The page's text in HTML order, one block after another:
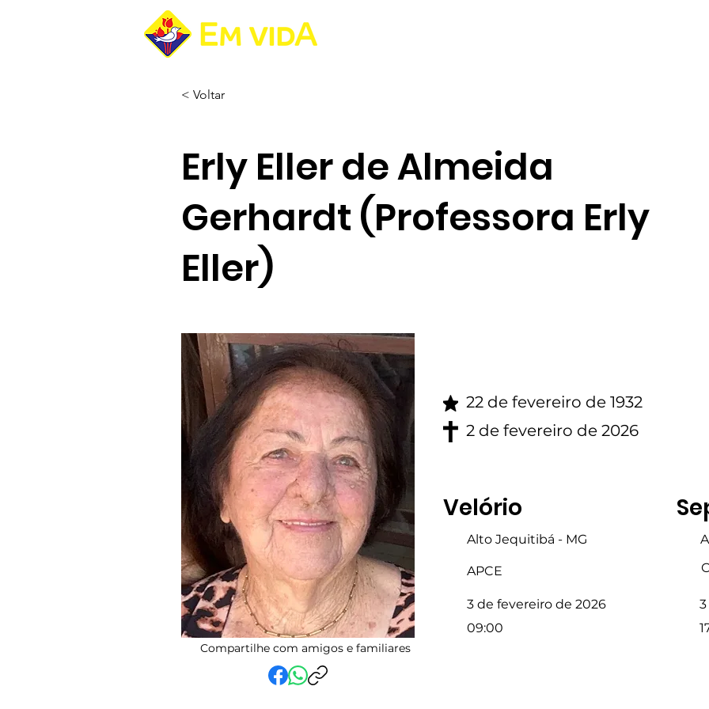
< Voltar
Erly Eller de Almeida
Gerhardt (Professora Erly
Eller)
Compartilhe com amigos e familiares
22 de fevereiro de 1932
2 de fevereiro de 2026
Velório
Alto Jequitibá - MG
APCE
3 de fevereiro de 2026
09:00